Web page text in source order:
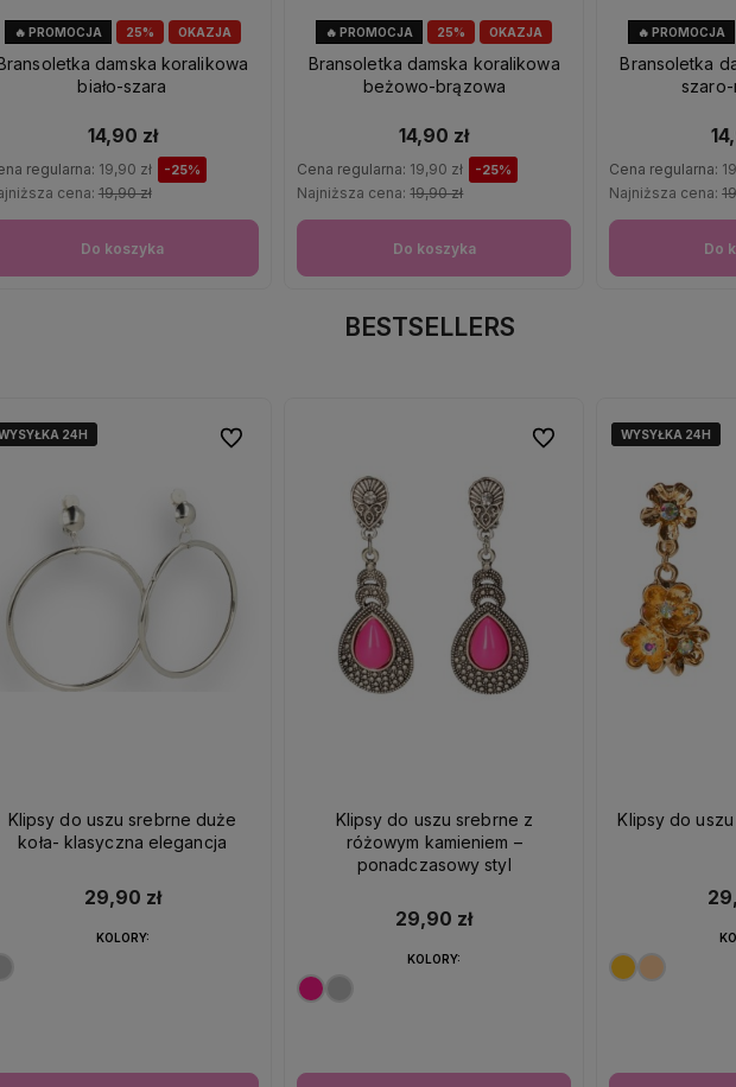
25% OKAZJA
🔥 PROMOCJA
Bransoletka damska koralikowa
biało-szara
14,90 zł
regularna: 19,90 zł -25%
cena: 19,90 zł
Do koszyka
25% OKAZJA
🔥 PROMOCJA
Bransoletka damska koralikowa
beżowo-brązowa
14,90 zł
Cena regularna: 19,90 zł -25%
Najniższa cena:19,90 zł
Do koszyka
🔥 PROMOCJA
Bransoletka
Cena regularna:
Najniższa cena:
Do
BESTSELLERS
24H
24H
Klipsy do uszu srebrne duże
koła- klasyczna elegancja
29,90 zł
KOLORY:
Do ulubionych
Klipsy do uszu srebrne z
różowym kamieniem –
ponadczasowy styl
29,90 zł
KOLORY:
Do ulubionychWYSYŁKA 24H
WYSYŁKA 24H
WYSYŁKA 24H
Klipsy do